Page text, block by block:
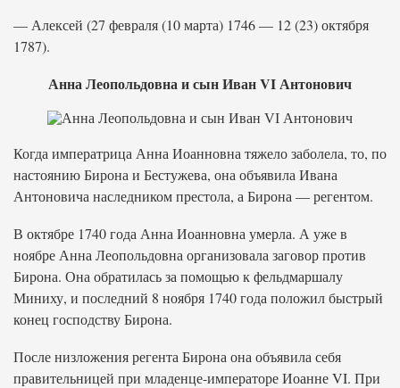
— Алексей (27 февраля (10 марта) 1746 — 12 (23) октября
1787).
Анна Леопольдовна и сын Иван VI Антонович
Когда императрица Анна Иоанновна тяжело заболела, то, по
настоянию Бирона и Бестужева, она объявила Ивана
Антоновича наследником престола, а Бирона — регентом.
В октябре 1740 года Анна Иоанновна умерла. А уже в
ноябре Анна Леопольдовна организовала заговор против
Бирона. Она обратилась за помощью к фельдмаршалу
Миниху, и последний 8 ноября 1740 года положил быстрый
конец господству Бирона.
После низложения регента Бирона она объявила себя
правительницей при младенце-императоре Иоанне VI. При